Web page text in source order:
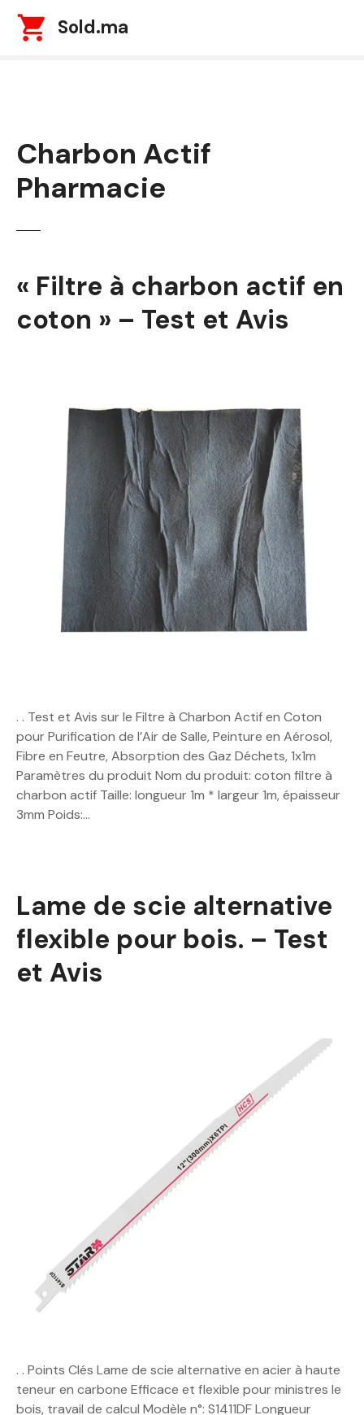
Sold.ma
Charbon Actif
Pharmacie
« Filtre à charbon actif en
coton » – Test et Avis
. . Test et Avis sur le Filtre à Charbon Actif en Coton
pour Purification de l’Air de Salle, Peinture en Aérosol,
Fibre en Feutre, Absorption des Gaz Déchets, 1x1m
Paramètres du produit Nom du produit: coton filtre à
charbon actif Taille: longueur 1m * largeur 1m, épaisseur
3mm Poids:…
Lame de scie alternative
flexible pour bois. – Test
et Avis
. . Points Clés Lame de scie alternative en acier à haute
teneur en carbone Efficace et flexible pour ministres le
bois, travail de calcul Modèle n°: S1411DF Longueur